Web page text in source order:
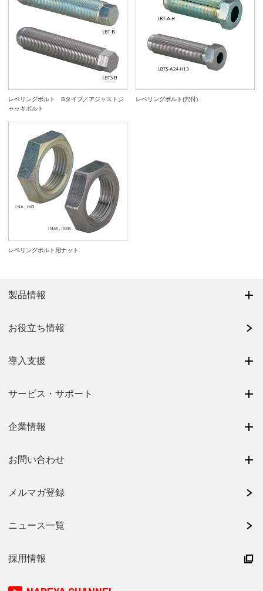
レベリングボルト Bタイプ／アジャストジ
ャッキボルト
レベリングボルト(穴付)
レベリングボルト用ナット
製品情報
お役立ち情報
導入支援
サービス・サポート
企業情報
お問い合わせ
メルマガ登録
ニュース一覧
採用情報